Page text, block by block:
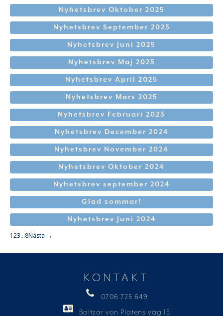
Nyhetsbrev Oktober 2025
Nyhetsbrev September 2025
Nyhetsbrev Juni 2025
Nyhetsbrev Maj 2025
Nyhetsbrev April 2025
Nyhetsbrev Mars 2025
Nyhetsbrev Februari 2025
Nyhetsbrev December 2024
Nyhetsbrev November 2024
Nyhetsbrev Oktober 2024
Nyhetsbrev september 2024
Glad sommar!
Nyhetsbrev Juni 2024
123…8Nästa →
KONTAKT
0706 725 649
Baltzar von Platens väg 15